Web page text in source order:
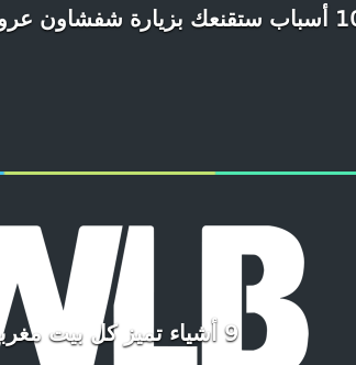
عروس الشمال حالاً
9 أشياء تميز كل بيت مغربي